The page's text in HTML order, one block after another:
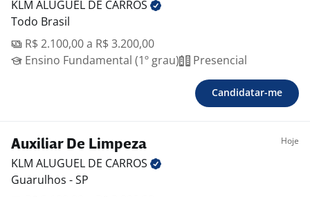
KLM ALUGUEL DE CARROS
Todo Brasil
R$ 2.100,00 a R$ 3.200,00
Ensino Fundamental (1º grau)
Presencial
Candidatar-me
Auxiliar De Limpeza Hoje
KLM ALUGUEL DE CARROS
Guarulhos - SP